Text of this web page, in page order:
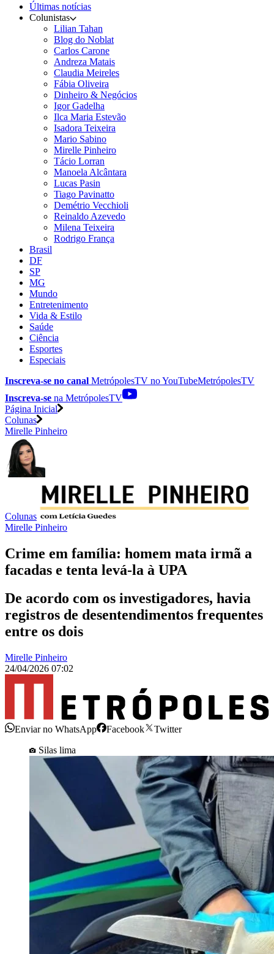
Últimas notícias
Colunistas
Lilian Tahan
Blog do Noblat
Carlos Carone
Andreza Matais
Claudia Meireles
Fábia Oliveira
Dinheiro & Negócios
Igor Gadelha
Ilca Maria Estevão
Isadora Teixeira
Mario Sabino
Mirelle Pinheiro
Tácio Lorran
Manoela Alcântara
Lucas Pasin
Tiago Pavinatto
Demétrio Vecchioli
Reinaldo Azevedo
Milena Teixeira
Rodrigo França
Brasil
DF
SP
MG
Mundo
Entretenimento
Vida & Estilo
Saúde
Ciência
Esportes
Especiais
Inscreva-se no canal MetrópolesTV noYouTubeMetrópolesTV
Inscreva-se na MetrópolesTV
Página Inicial
Colunas
Mirelle Pinheiro
Colunas
Mirelle Pinheiro
Crime em família: homem mata irmã a
facadas e tenta levá-la à UPA
De acordo com os investigadores, havia
registros de desentendimentos frequentes
entre os dois
Mirelle Pinheiro
24/04/2026 07:02
Enviar no WhatsApp Facebook
Twitter
Silas lima